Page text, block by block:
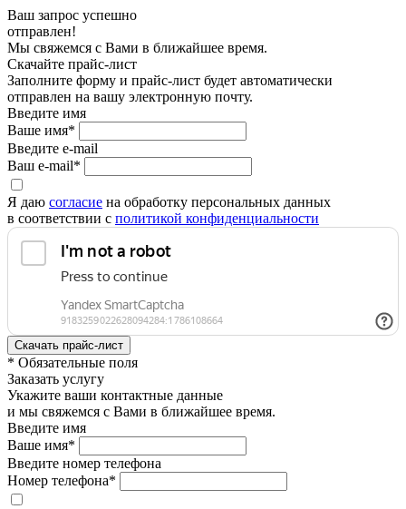
Ваш запрос успешно
отправлен!
Мы свяжемся с Вами в ближайшее время.
Скачайте прайс-лист
Заполните форму и прайс-лист будет автоматически
отправлен на вашу электронную почту.
Введите имя
Ваше имя*
Введите e-mail
Ваш e-mail*
Я даю согласие на обработку персональных данных
в соответствии с политикой конфиденциальности
* Обязательные поля
Заказать услугу
Укажите ваши контактные данные
и мы свяжемся с Вами в ближайшее время.
Введите имя
Ваше имя*
Введите номер телефона
Номер телефона*